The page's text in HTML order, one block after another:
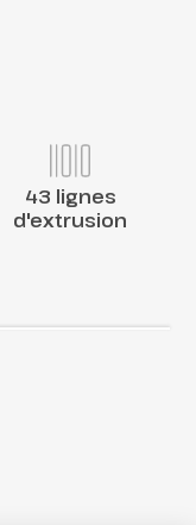
43 lignes
d'extrusion